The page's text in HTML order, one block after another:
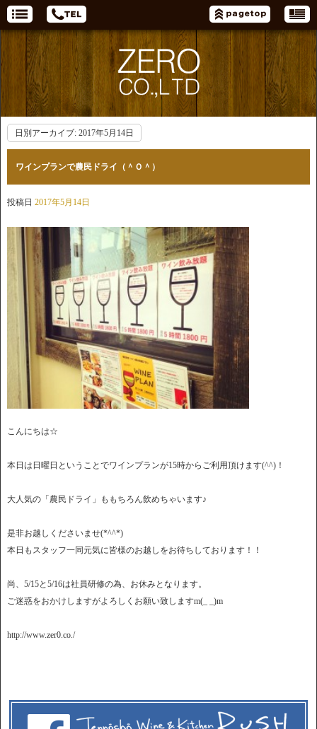
日別アーカイブ: 2017年5月14日
ワインプランで農民ドライ（＾Ｏ＾）
投稿日 2017年5月14日
こんにちは☆
本日は日曜日ということでワインプランが15時からご利用頂けます(^^)！
大人気の「農民ドライ」ももちろん飲めちゃいます♪
是非お越しくださいませ(*^^*)
本日もスタッフ一同元気に皆様のお越しをお待ちしております！！
尚、5/15と5/16は社員研修の為、お休みとなります。
ご迷惑をおかけしますがよろしくお願い致しますm(_ _)m
http://www.zer0.co./